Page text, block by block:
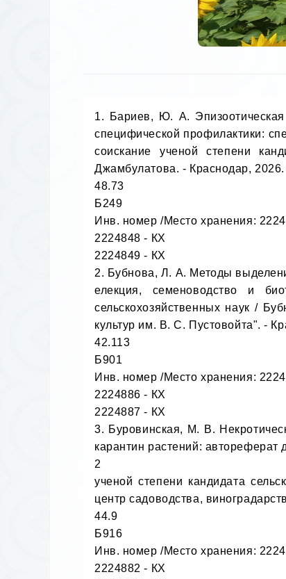
1. Бариев, Ю. А. Эпизоотическая
специфической профилактики:
соискание ученой степени
Джамбулатова. - Краснодар, 2026.
48.73
Б249
Инв. номер /Место хранения:
2224848 - КХ
2224849 - КХ
2. Бубнова, Л. А. Методы
елекция, семеноводство и
сельскохозяйственных наук /
культур им. В. С. Пустовойта". -
42.113
Б901
Инв. номер /Место хранения:
2224886 - КХ
2224887 - КХ
3. Буровинская, М. В.
карантин растений: автореферат
2
ученой степени кандидата
центр садоводства,
44.9
Б916
Инв. номер /Место хранения:
2224882 - КХ